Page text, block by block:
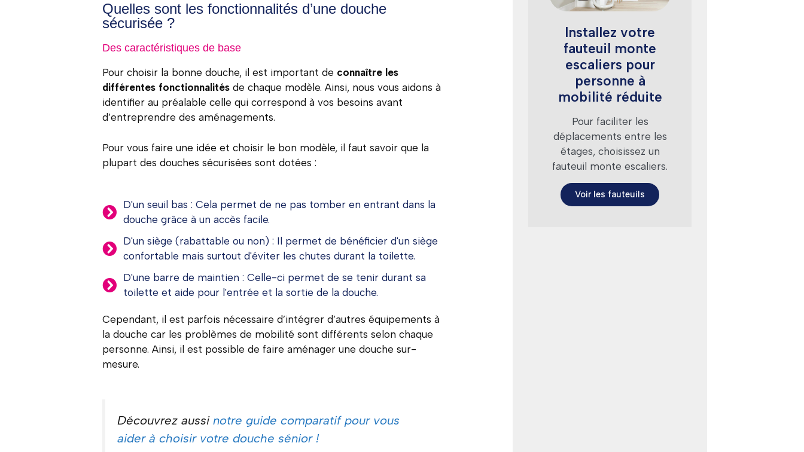
Quelles sont les fonctionnalités d’une douche
sécurisée ?
Des caractéristiques de base
Pour choisir la bonne douche, il est important de connaître les
différentes fonctionnalités de chaque modèle. Ainsi, nous vous aidons à
identifier au préalable celle qui correspond à vos besoins avant
d’entreprendre des aménagements.
Pour vous faire une idée et choisir le bon modèle, il faut savoir que la
plupart des douches sécurisées sont dotées :
D'un seuil bas : Cela permet de ne pas tomber en entrant dans la
douche grâce à un accès facile.
D'un siège (rabattable ou non) : Il permet de bénéficier d'un siège
confortable mais surtout d'éviter les chutes durant la toilette.
D'une barre de maintien : Celle-ci permet de se tenir durant sa
toilette et aide pour l'entrée et la sortie de la douche.
Cependant, il est parfois nécessaire d’intégrer d’autres équipements à
la douche car les problèmes de mobilité sont différents selon chaque
personne. Ainsi, il est possible de faire aménager une douche sur-
mesure.
Découvrez aussinotre guide comparatif pour vous
aider à choisir votre douche sénior !
Installez votre
fauteuil monte
escaliers pour
personne à
mobilité réduite
Pour faciliter les
déplacements entre les
étages, choisissez un
fauteuil monte escaliers.
Voir les fauteuils